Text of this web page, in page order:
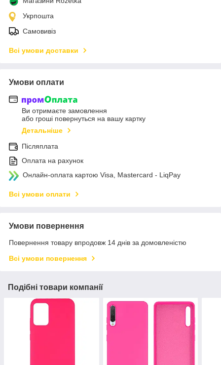
Укрпошта
Самовивіз
Всі умови доставки
Умови оплати
Ви отримаєте замовлення
або гроші повернуться на вашу картку
Детальніше
Післяплата
Оплата на рахунок
Онлайн-оплата картою Visa, Mastercard - LiqPay
Всі умови оплати
Умови повернення
Повернення товару впродовж 14 днів за домовленістю
Всі умови повернення
Подібні товари компанії